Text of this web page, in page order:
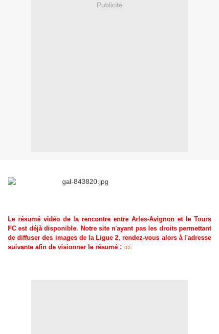
Publicité
Le résumé vidéo de la rencontre entre Arles-Avignon et le Tours
FC est déjà disponible. Notre site n'ayant pas les droits permettant
de diffuser des images de la Ligue 2, rendez-vous alors à l'adresse
suivante afin de visionner le résumé : ici